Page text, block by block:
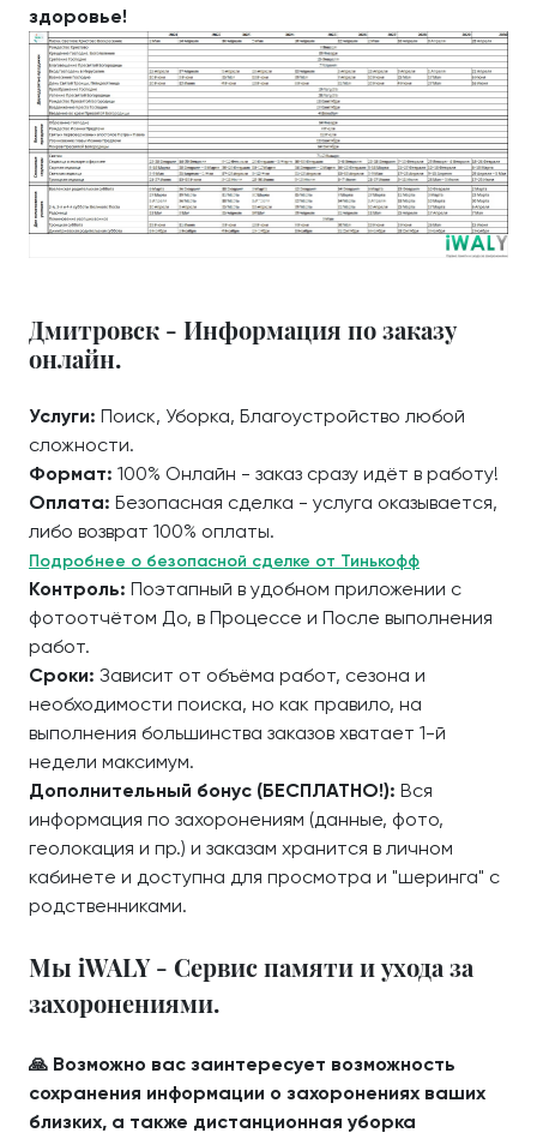
здоровье!
Дмитровск - Информация по заказу
онлайн.
Услуги: Поиск, Уборка, Благоустройство любой
сложности.
Формат: 100% Онлайн - заказ сразу идёт в работу!
Оплата: Безопасная сделка - услуга оказывается,
либо возврат 100% оплаты.
Подробнее о безопасной сделке от Тинькофф
Контроль: Поэтапный в удобном приложении с
фотоотчётом До, в Процессе и После выполнения
работ.
Сроки: Зависит от объёма работ, сезона и
необходимости поиска, но как правило, на
выполнения большинства заказов хватает 1-й
недели максимум.
Дополнительный бонус (БЕСПЛАТНО!): Вся
информация по захоронениям (данные, фото,
геолокация и пр.) и заказам хранится в личном
кабинете и доступна для просмотра и "шеринга" с
родственниками.
Мы iWALY - Сервис памяти и ухода за
захоронениями.
🙏 Возможно вас заинтересует возможность
сохранения информации о захоронениях ваших
близких, а также дистанционная уборка